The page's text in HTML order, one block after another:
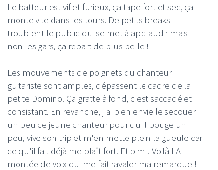
Le batteur est vif et furieux, ça tape fort et sec, ça
monte vite dans les tours. De petits breaks
troublent le public qui se met à applaudir mais
non les gars, ça repart de plus belle !
Les mouvements de poignets du chanteur
guitariste sont amples, dépassent le cadre de la
petite Domino. Ça gratte à fond, c'est saccadé et
consistant. En revanche, j'ai bien envie le secouer
un peu ce jeune chanteur pour qu'il bouge un
peu, vive son trip et m'en mette plein la gueule car
ce qu'il fait déjà me plaît fort. Et bim ! Voilà LA
montée de voix qui me fait ravaler ma remarque !